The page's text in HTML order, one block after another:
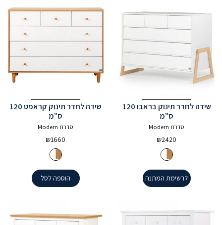
שידה לחדר תינוק בראבו 120
ס”מ
סדרת Modern
₪2420
לרשימת המתנה
שידה לחדר תינוק קראפט 120
ס”מ
סדרת Modern
₪1660
הוספה לסל